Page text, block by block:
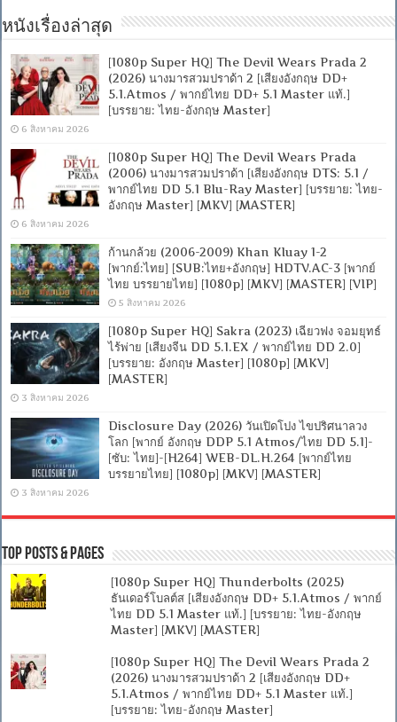
หนังเรื่องล่าสุด
[1080p Super HQ] The Devil Wears Prada 2
(2026) นางมารสวมปราด้า 2 [เสียงอังกฤษ DD+
5.1.Atmos / พากย์ไทย DD+ 5.1 Master แท้.]
[บรรยาย: ไทย-อังกฤษ Master]
6 สิงหาคม 2026
[1080p Super HQ] The Devil Wears Prada
(2006) นางมารสวมปราด้า [เสียงอังกฤษ DTS: 5.1 /
พากย์ไทย DD 5.1 Blu-Ray Master] [บรรยาย: ไทย-
อังกฤษ Master] [MKV] [MASTER]
6 สิงหาคม 2026
ก้านกล้วย (2006-2009) Khan Kluay 1-2
[พากย์:ไทย] [SUB:ไทย+อังกฤษ] HDTV.AC-3 [พากย์
ไทย บรรยายไทย] [1080p] [MKV] [MASTER] [VIP]
5 สิงหาคม 2026
[1080p Super HQ] Sakra (2023) เฉียวฟง จอมยุทธ์
ไร้พ่าย [เสียงจีน DD 5.1.EX / พากย์ไทย DD 2.0]
[บรรยาย: อังกฤษ Master] [1080p] [MKV]
[MASTER]
3 สิงหาคม 2026
Disclosure Day (2026) วันเปิดโปง ไขปริศนาลวง
โลก [พากย์ อังกฤษ DDP 5.1 Atmos/ไทย DD 5.1]-
[ซับ: ไทย]-[H264] WEB-DL.H.264 [พากย์ไทย
บรรยายไทย] [1080p] [MKV] [MASTER]
3 สิงหาคม 2026
Top Posts & Pages
[1080p Super HQ] Thunderbolts (2025)
ธันเดอร์โบลต์ส [เสียงอังกฤษ DD+ 5.1.Atmos / พากย์
ไทย DD 5.1 Master แท้.] [บรรยาย: ไทย-อังกฤษ
Master] [MKV] [MASTER]
[1080p Super HQ] The Devil Wears Prada 2
(2026) นางมารสวมปราด้า 2 [เสียงอังกฤษ DD+
5.1.Atmos / พากย์ไทย DD+ 5.1 Master แท้.]
[บรรยาย: ไทย-อังกฤษ Master]